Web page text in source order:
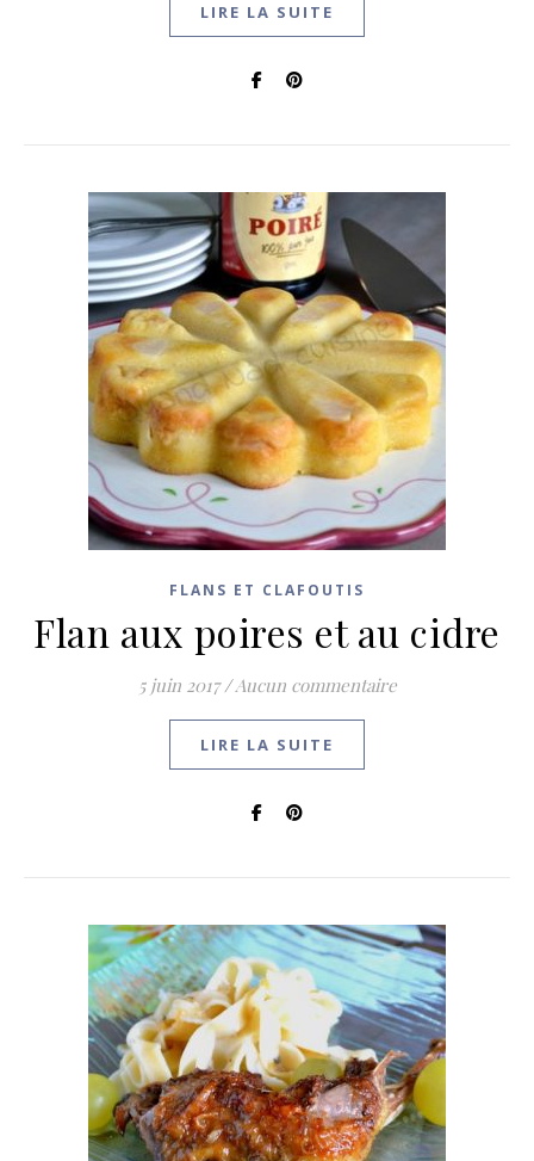
LIRE LA SUITE
FLANS ET CLAFOUTIS
Flan aux poires et au cidre
5 juin 2017 /Aucun commentaire
LIRE LA SUITE